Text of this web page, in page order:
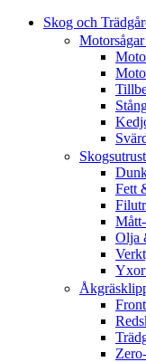
Skog och
Motorsågar
Fett
Olja